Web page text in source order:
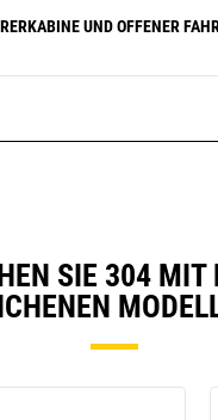
UND OFFENER
SIE 304 MIT